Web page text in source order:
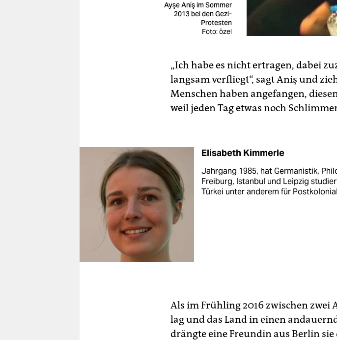
Ayşe Aniş im Sommer
2013 bei den Gezi-
Protesten
Foto: özel
„Ich habe es nicht ertragen, dabei
langsam verfliegt“, sagt Aniş und
Menschen haben angefangen,
weil jeden Tag etwas noch
Elisabeth Kimmerle
Jahrgang 1985, hat Germanistik,
Freiburg, Istanbul und Leipzig
Türkei unter anderem für
Als im Frühling 2016 zwischen zwei
lag und das Land in einen
drängte eine Freundin aus Berlin